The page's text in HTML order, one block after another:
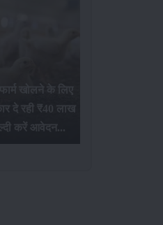
गाय पालकों के लिए
खुशखबरी! सरकार दे रही 30
हजार रुपये की सहायता...